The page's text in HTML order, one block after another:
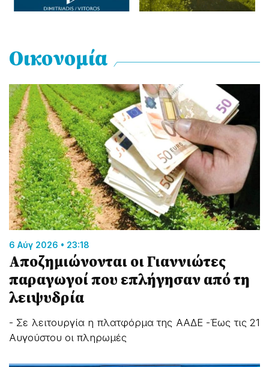
Οικονομία
6 Αύγ 2026 • 23:18
Αποζημιώνονται οι Γιαννιώτες
παραγωγοί που επλήγησαν από τη
λειψυδρία
- Σε λειτουργία η πλατφόρμα της ΑΑΔΕ -Έως τις 21
Αυγούστου οι πληρωμές